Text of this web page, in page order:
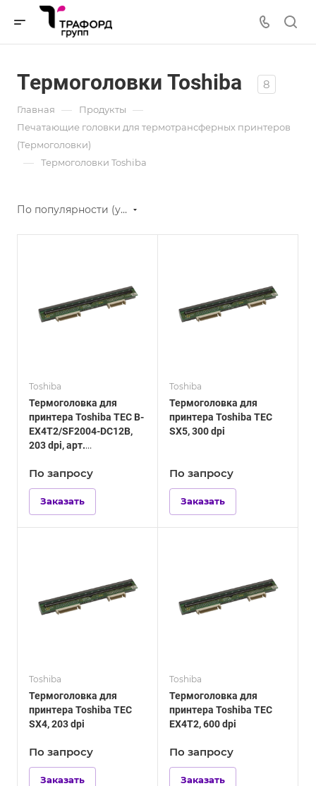
Термоголовки Toshiba 8
Главная — Продукты —
Печатающие головки для термотрансферных принтеров
(Термоголовки)
— Термоголовки Toshiba
По популярности (убывание)
Toshiba
Термоголовка для
принтера Toshiba TEC B-
EX4T2/SF2004-DC12B,
203 dpi, арт.
По запросу
Заказать
Toshiba
Термоголовка для
принтера Toshiba TEC
SX5, 300 dpi
По запросу
Заказать
Toshiba
Термоголовка для
принтера Toshiba TEC
SX4, 203 dpi
По запросу
Заказать
Toshiba
Термоголовка для
принтера Toshiba TEC
EX4T2, 600 dpi
По запросу
Заказать